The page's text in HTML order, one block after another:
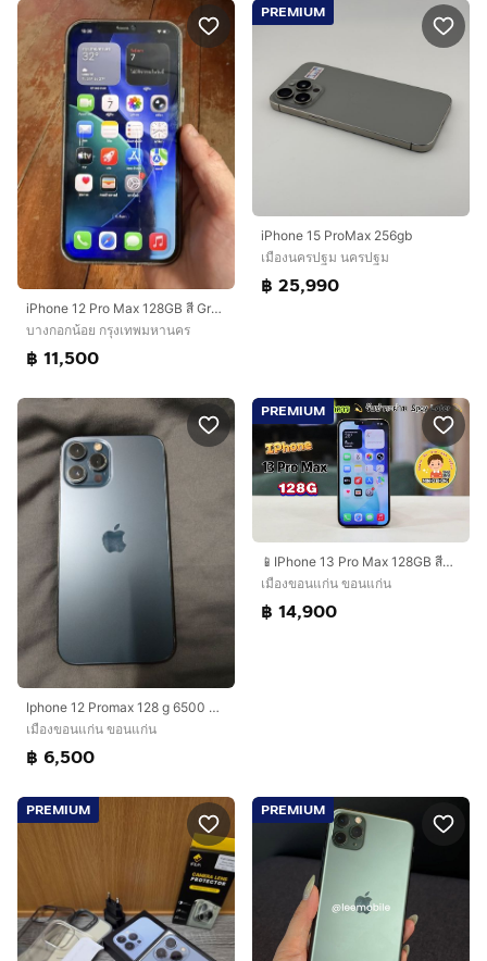
iPhone 12 Pro Max 128GB สี Graphite เครื่องเดิมแท้ อุปกรณ์ครบกล่อง เป็นเจ้าของเอง ต่อลองราคาได้
บางกอกน้อย กรุงเทพมหานคร
฿ 11,500
PREMIUM
iPhone 15 ProMax 256gb
เมืองนครปฐม นครปฐม
฿ 25,990
Iphone 12 Promax 128 g 6500 บาท
เมืองขอนแก่น ขอนแก่น
฿ 6,500
PREMIUM
📱IPhone 13 Pro Max 128GB สีทอง
เมืองขอนแก่น ขอนแก่น
฿ 14,900
PREMIUM PREMIUM